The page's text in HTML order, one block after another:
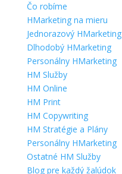
Čo robíme
HMarketing na mieru
Jednorazový HMarketing
Dlhodobý HMarketing
Personálny HMarketing
HM Služby
HM Online
HM Print
HM Copywriting
HM Stratégie a Plány
Personálny HMarketing
Ostatné HM Služby
Blog pre každý žalúdok